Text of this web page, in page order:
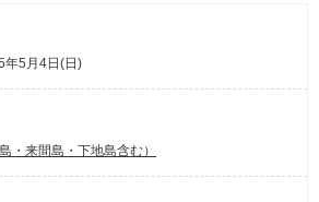
年5月4日(日)
・来間島・下地島含む）